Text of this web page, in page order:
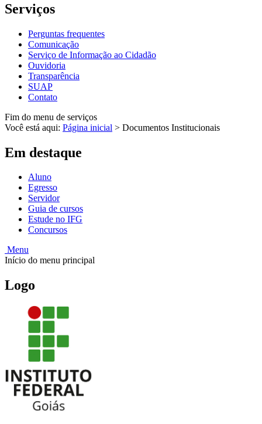
Serviços
Perguntas frequentes
Comunicação
Serviço de Informação ao Cidadão
Ouvidoria
Transparência
SUAP
Contato
Fim do menu de serviços
Você está aqui: Página inicial > Documentos Institucionais
Em destaque
Aluno
Egresso
Servidor
Guia de cursos
Estude no IFG
Concursos
Menu
Início do menu principal
Logo